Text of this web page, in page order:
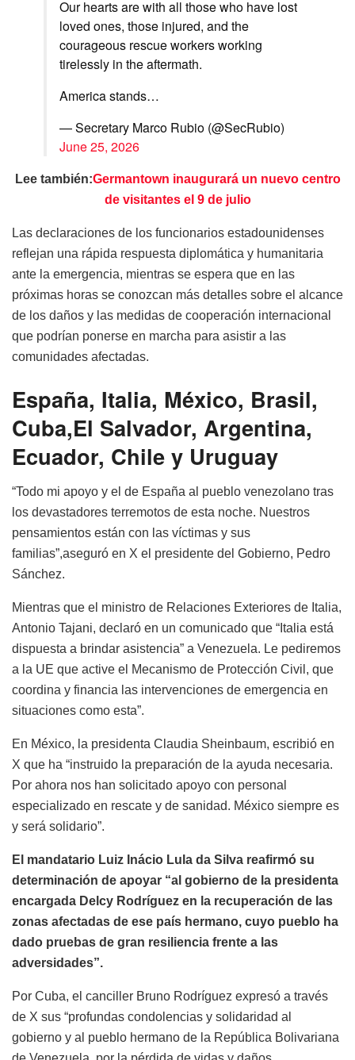
Our hearts are with all those who have lost
loved ones, those injured, and the
courageous rescue workers working
tirelessly in the aftermath.
America stands…
— Secretary Marco Rubio (@SecRubio)
June 25, 2026
Lee también:Germantown inaugurará un nuevo centro
de visitantes el 9 de julio
Las declaraciones de los funcionarios estadounidenses
reflejan una rápida respuesta diplomática y humanitaria
ante la emergencia, mientras se espera que en las
próximas horas se conozcan más detalles sobre el alcance
de los daños y las medidas de cooperación internacional
que podrían ponerse en marcha para asistir a las
comunidades afectadas.
España, Italia, México, Brasil,
Cuba,El Salvador, Argentina,
Ecuador, Chile y Uruguay
“Todo mi apoyo y el de España al pueblo venezolano tras
los devastadores terremotos de esta noche. Nuestros
pensamientos están con las víctimas y sus
familias”,aseguró en X el presidente del Gobierno, Pedro
Sánchez.
Mientras que el ministro de Relaciones Exteriores de Italia,
Antonio Tajani, declaró en un comunicado que “Italia está
dispuesta a brindar asistencia” a Venezuela. Le pediremos
a la UE que active el Mecanismo de Protección Civil, que
coordina y financia las intervenciones de emergencia en
situaciones como esta”.
En México, la presidenta Claudia Sheinbaum, escribió en
X que ha “instruido la preparación de la ayuda necesaria.
Por ahora nos han solicitado apoyo con personal
especializado en rescate y de sanidad. México siempre es
y será solidario”.
El mandatario Luiz Inácio Lula da Silva reafirmó su
determinación de apoyar “al gobierno de la presidenta
encargada Delcy Rodríguez en la recuperación de las
zonas afectadas de ese país hermano, cuyo pueblo ha
dado pruebas de gran resiliencia frente a las
adversidades”.
Por Cuba, el canciller Bruno Rodríguez expresó a través
de X sus “profundas condolencias y solidaridad al
gobierno y al pueblo hermano de la República Bolivariana